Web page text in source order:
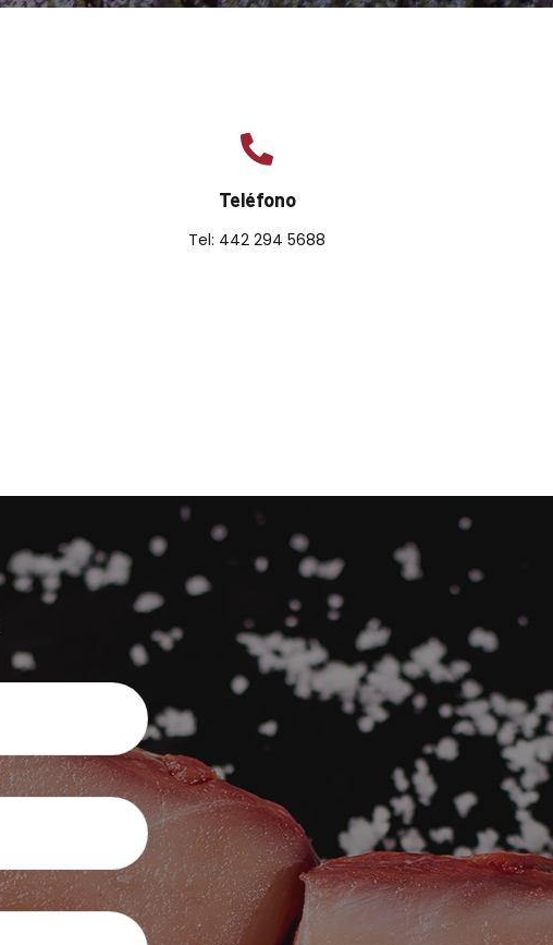
Teléfono
Tel: 442 294 5688